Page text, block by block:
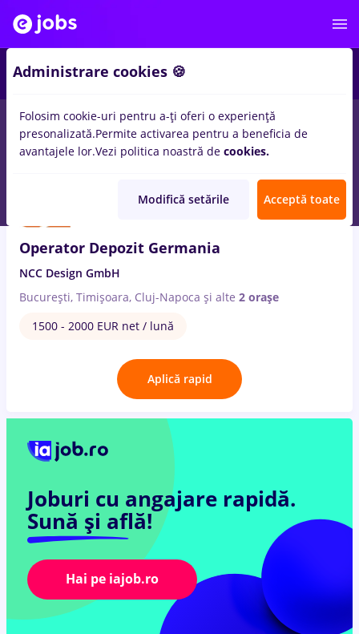
locuri de muncaFull time in Cluj-Napocapentru
Fara experientainConstructii / Instalatii
Operator Depozit Germania
NCC Design GmbH
București, Timișoara, Cluj-Napoca și alte 2 orașe
1500 - 2000 EUR net / lună
Aplică rapid
Joburi cu angajare rapidă.
Sună și află!
Hai pe iajob.ro
Administrare cookies 🍪
Folosim cookie-uri pentru a-ți oferi o experiență
presonalizată.Permite activarea pentru a beneficia de
avantajele lor.Vezi politica noastră de cookies.
Modifică setările Acceptă toate